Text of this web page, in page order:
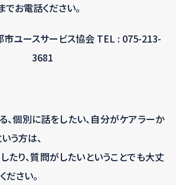
お電話ください。
ユースサービス協会 TEL : 075-213-
3681
個別に話をしたい、自分がケアラーか
う方は、
たり、質問がしたいということでも大丈
ださい。